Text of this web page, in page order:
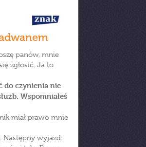
panów, mnie
zgłosić. Ja to
do czynienia nie
Wspomniałeś
miał prawo mnie
Następny wyjazd: